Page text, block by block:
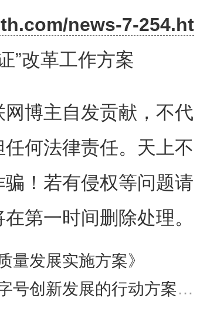
news-7-254.ht
”改革工作方案
博主自发贡献，不代
何法律责任。天上不
！若有侵权等问题请
第一时间删除处理。
量发展实施方案》
展的行动方案（2023-2025年）